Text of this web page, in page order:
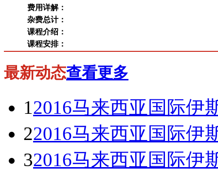
费用详解：
杂费总计：
课程介绍：
课程安排：
最新动态查看更多
12016马来西亚国际伊
22016马来西亚国际伊
32016马来西亚国际伊